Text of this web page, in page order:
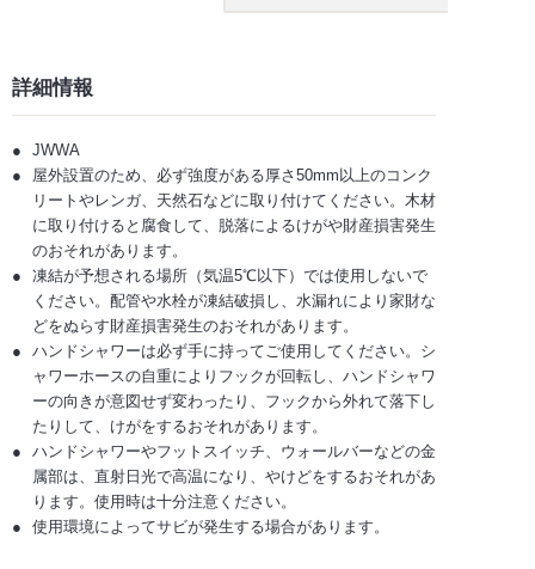
詳細情報
JWWA
屋外設置のため、必ず強度がある厚さ50mm以上のコンク
リートやレンガ、天然石などに取り付けてください。木材
に取り付けると腐食して、脱落によるけがや財産損害発生
のおそれがあります。
凍結が予想される場所（気温5℃以下）では使用しないで
ください。配管や水栓が凍結破損し、水漏れにより家財な
どをぬらす財産損害発生のおそれがあります。
ハンドシャワーは必ず手に持ってご使用してください。シ
ャワーホースの自重によりフックが回転し、ハンドシャワ
ーの向きが意図せず変わったり、フックから外れて落下し
たりして、けがをするおそれがあります。
ハンドシャワーやフットスイッチ、ウォールバーなどの金
属部は、直射日光で高温になり、やけどをするおそれがあ
ります。使用時は十分注意ください。
使用環境によってサビが発生する場合があります。